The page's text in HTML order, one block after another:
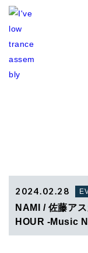
2024.02.28
NAMI / 佐藤ア
HOUR -Music